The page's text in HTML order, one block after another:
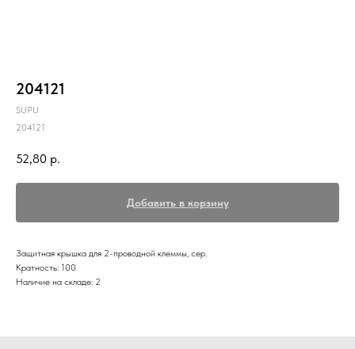
204121
SUPU
204121
52,80 р.
Добавить в корзину
Защитная крышка для 2-проводной клеммы, сер.
Кратность: 100
Наличие на складе: 2